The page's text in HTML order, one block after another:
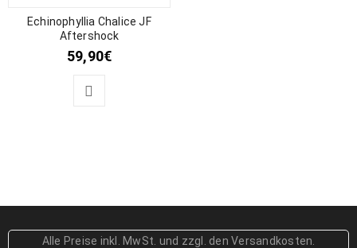
Echinophyllia Chalice JF
Aftershock
59,90€
Alle Preise inkl. MwSt. und zzgl. den Versandkosten